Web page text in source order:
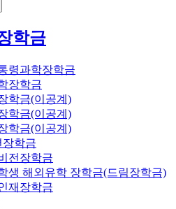
학금
령과학장학금
장학금
학금(이공계)
학금(이공계)
학금(이공계)
장학금
전장학금
생 해외유학 장학금(드림장학금)
재장학금